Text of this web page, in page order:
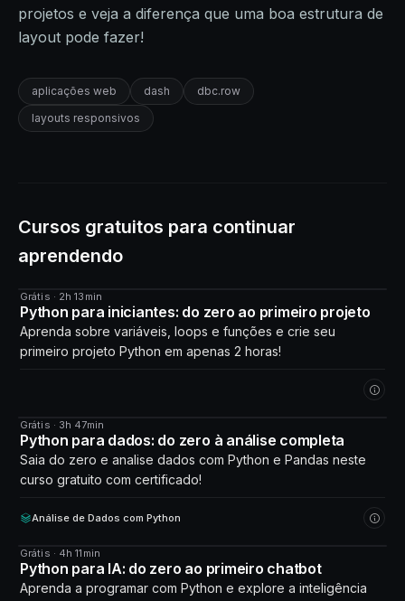
projetos e veja a diferença que uma boa estrutura de
layout pode fazer!
aplicações web dash
dbc.row
layouts responsivos
Cursos gratuitos para continuar
aprendendo
CURSO
Grátis · 2h 13min
Python para iniciantes: do zero ao primeiro projeto
Aprenda sobre variáveis, loops e funções e crie seu
primeiro projeto Python em apenas 2 horas!
CURSO
Grátis · 3h 47min
Python para dados: do zero à análise completa
Saia do zero e analise dados com Python e Pandas neste
curso gratuito com certificado!
Análise de Dados com Python
CURSO
Grátis · 4h 11min
Python para IA: do zero ao primeiro chatbot
Aprenda a programar com Python e explore a inteligência